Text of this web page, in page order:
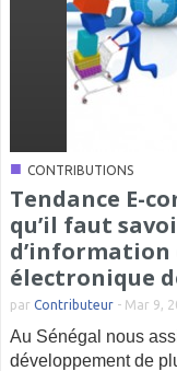
■ CONTRIBUTIONS
Tendance E-
qu’il faut
électronique
par Contributeur - Mar 9,
Au Sénégal nous
développement de